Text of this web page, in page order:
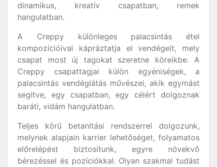
dinamikus, kreatív csapatban, remek
hangulatban.
A Creppy különleges palacsintás étel
kompozícióival kápráztatja el vendégeit, mely
csapat most új tagokat szeretne köreikbe. A
Creppy csapattagjai külön egyéniségek, a
palacsintás vendéglátás művészei, akik egymást
segítve, egy csapatban, egy célért dolgoznak
baráti, vidám hangulatban.
Teljes körű betanítási rendszerrel dolgozunk,
melynek alapjain karrier lehetőséget, folyamatos
előrelépést biztosítunk, egyre növekvő
bérezéssel és pozíciókkal. Olyan szakmai tudást